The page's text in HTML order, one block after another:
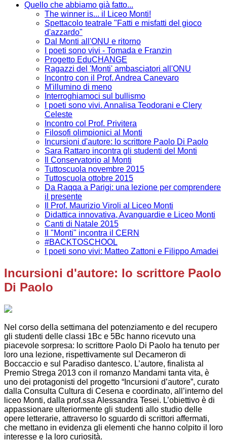
Quello che abbiamo già fatto...
The winner is... il Liceo Monti!
Spettacolo teatrale "Fatti e misfatti del gioco
d'azzardo"
Dal Monti all'ONU e ritorno
I poeti sono vivi - Tomada e Franzin
Progetto EduCHANGE
Ragazzi del 'Monti' ambasciatori all'ONU
Incontro con il Prof. Andrea Canevaro
M'illumino di meno
Interroghiamoci sul bullismo
I poeti sono vivi. Annalisa Teodorani e Clery
Celeste
Incontro col Prof. Privitera
Filosofi olimpionici al Monti
Incursioni d'autore: lo scrittore Paolo Di Paolo
Sara Rattaro incontra gli studenti del Monti
Il Conservatorio al Monti
Tuttoscuola novembre 2015
Tuttoscuola ottobre 2015
Da Raqqa a Parigi: una lezione per comprendere
il presente
Il Prof. Maurizio Viroli al Liceo Monti
Didattica innovativa, Avanguardie e Liceo Monti
Canti di Natale 2015
Il "Monti" incontra il CERN
#BACKTOSCHOOL
I poeti sono vivi: Matteo Zattoni e Filippo Amadei
Incursioni d'autore: lo scrittore Paolo
Di Paolo
Nel corso della settimana del potenziamento e del recupero
gli studenti delle classi 1Bc e 5Bc hanno ricevuto una
piacevole sorpresa: lo scrittore Paolo Di Paolo ha tenuto per
loro una lezione, rispettivamente sul Decameron di
Boccaccio e sul Paradiso dantesco. L’autore, finalista al
Premio Strega 2013 con il romanzo Mandami tanta vita, è
uno dei protagonisti del progetto “Incursioni d’autore”, curato
dalla Consulta Cultura di Cesena e coordinato, all’interno del
liceo Monti, dalla prof.ssa Alessandra Tesei. L’obiettivo è di
appassionare ulteriormente gli studenti allo studio delle
opere letterarie, attraverso lo sguardo di scrittori affermati,
che mettano in evidenza gli elementi che hanno colpito il loro
interesse e la loro curiosità.